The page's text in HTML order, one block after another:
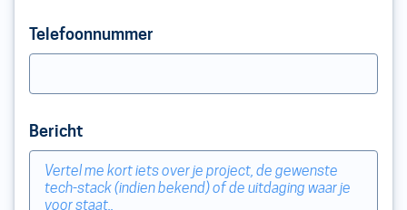
Telefoonnummer
Bericht